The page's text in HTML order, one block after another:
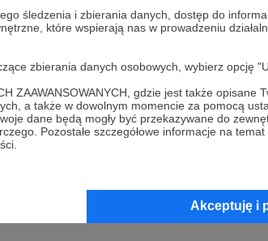
śledzenia i zbierania danych, dostęp do
które wspierają nas w prowadzeniu
zbierania danych osobowych, wybierz opcję
ZAAWANSOWANYCH, gdzie jest także opisane
a także w dowolnym momencie za pomocą
dane będą mogły być przekazywane do
Pozostałe szczegółowe informacje na
Akceptuję i
Zaloguj się